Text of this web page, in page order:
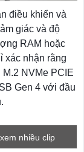
điều khiển và
giác và độ
RAM hoặc
xác nhận rằng
NVMe PCIE
Gen 4 với đầu
nhiều clip